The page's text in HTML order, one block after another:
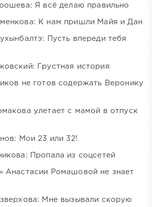
Я всё делаю правильно
К нам пришли Майя и Дан
Пусть впереди тебя
Грустная история
не готов содержать Веронику
улетает с мамой в отпуск
Мои 23 или 32!
Пропала из соцсетей
Анастасии Ромашовой не знает
Мне вызывали скорую